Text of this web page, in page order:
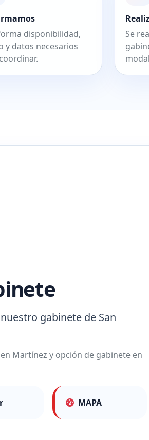
disponibilidad,
y datos necesarios
Se
gabinete de San
Martínez y opción de gabinete en
MAPA